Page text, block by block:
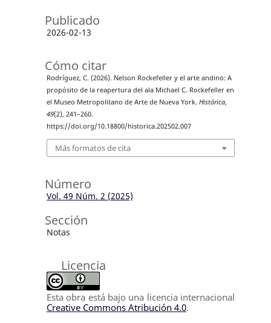
Publicado
2026-02-13
Cómo citar
Rodríguez, C. (2026). Nelson Rockefeller y el arte andino: A
propósito de la reapertura del ala Michael C. Rockefeller en
el Museo Metropolitano de Arte de Nueva York. Histórica,
49(2), 241–260.
https://doi.org/10.18800/historica.202502.007
Más formatos de cita
Número
Vol. 49 Núm. 2 (2025)
Sección
Notas
Licencia
Esta obra está bajo una licencia internacional
Creative Commons Atribución 4.0.